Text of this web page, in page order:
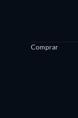
Comprar